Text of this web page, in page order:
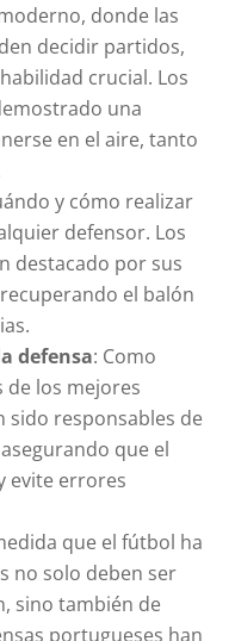
donde las
decidir partidos,
crucial. Los
una
en el aire, tanto
y cómo realizar
defensor. Los
destacado por sus
el balón
defensa: Como
de los mejores
sido responsables de
que el
evite errores
que el fútbol ha
no solo deben ser
sino también de
portugueses han